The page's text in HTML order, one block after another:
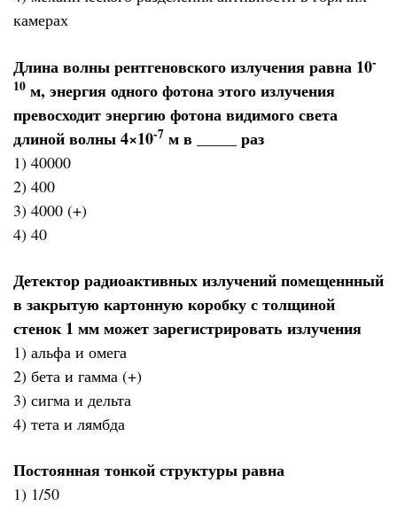
камерах
Длина волны рентгеновского излучения равна 10-
10 м, энергия одного фотона этого излучения
превосходит энергию фотона видимого света
длиной волны 4×10-7 м в _____ раз
1) 40000
2) 400
3) 4000 (+)
4) 40
Детектор радиоактивных излучений помещеннный
в закрытую картонную коробку с толщиной
стенок 1 мм может зарегистрировать излучения
1) альфа и омега
2) бета и гамма (+)
3) сигма и дельта
4) тета и лямбда
Постоянная тонкой структуры равна
1) 1/50